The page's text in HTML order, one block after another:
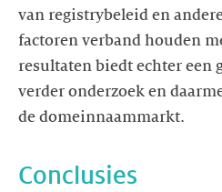
van registrybeleid en
factoren verband houden
resultaten biedt echter een
verder onderzoek en
de domeinnaammarkt.
Conclusies